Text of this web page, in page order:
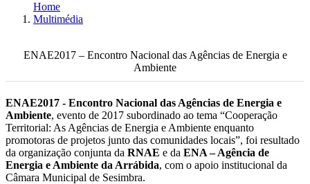
Home
Multimédia
ENAE2017 – Encontro Nacional das Agências de Energia e
Ambiente
ENAE2017 - Encontro Nacional das Agências de Energia e
Ambiente, evento de 2017 subordinado ao tema “Cooperação
Territorial: As Agências de Energia e Ambiente enquanto
promotoras de projetos junto das comunidades locais”, foi resultado
da organização conjunta da RNAE e da ENA – Agência de
Energia e Ambiente da Arrábida, com o apoio institucional da
Câmara Municipal de Sesimbra.